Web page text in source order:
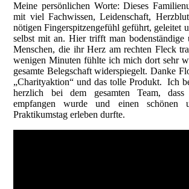
Meine persönlichen Worte: Dieses
mit viel Fachwissen, Leidenschaft,
nötigen Fingerspitzengefühl geführt, geleitet
selbst mit an. Hier trifft man bodenständige
Menschen, die ihr Herz am rechten Fleck
wenigen Minuten fühlte ich mich dort sehr
gesamte Belegschaft widerspiegelt. Danke
„Charityaktion“ und das tolle Produkt. Ich
herzlich bei dem gesamten Team,
empfangen wurde und einen schönen
Praktikumstag erleben durfte.